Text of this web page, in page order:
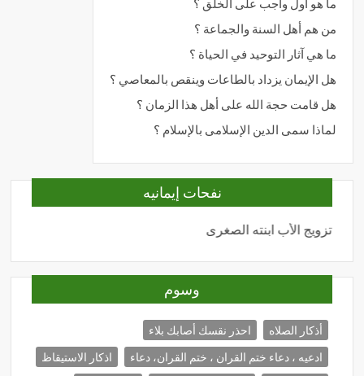
ما هو أول واجب على الخلق ؟
من هم أهل السنة والجماعة ؟
ما هي آثار التوحيد في الحياة ؟
هل الإيمان يزداد بالطاعات وينقص بالمعاصي ؟
هل قامت حجة الله على أهل هذا الزمان ؟
لماذا سمى الدين الإسلامى بالإسلام ؟
نفحات إيمانيه
تزويج الأب ابنته الصغرى
وسوم
أذكار الصلاه
احذر نقسك أصابك بلاء
ادعيه ، دعاء ختم القران ، ختم القران، دعاء
اذكار الاستيقاظ